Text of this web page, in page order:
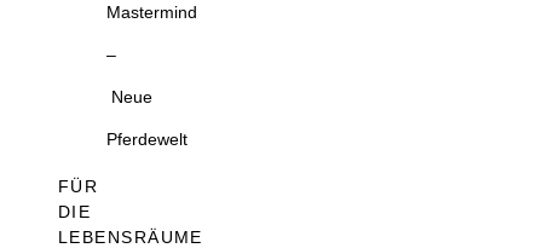
Mastermind
–
Neue
Pferdewelt
FÜR
DIE
LEBENSRÄUME